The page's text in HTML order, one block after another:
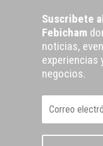
Suscribete
Febicham
noticias,
experiencias
negocios.